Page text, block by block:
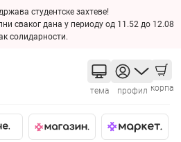
студентске захтеве!
сваког дана у периоду од 11.52 до 12.08
солидарности.
тема профил корпа